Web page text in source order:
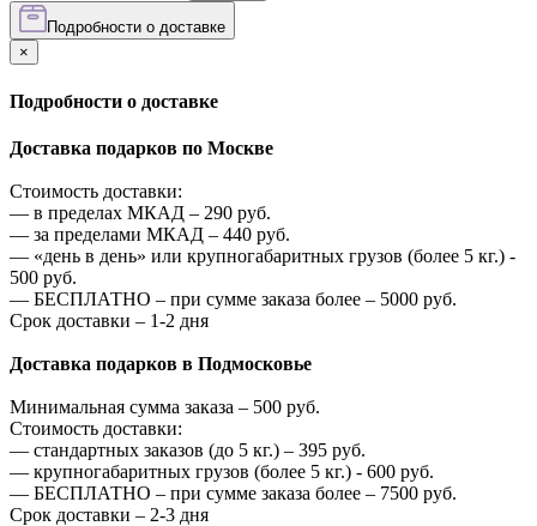
Подробности о доставке
×
Подробности о доставке
Доставка подарков по Москве
Стоимость доставки:
— в пределах МКАД – 290 руб.
— за пределами МКАД – 440 руб.
— «день в день» или крупногабаритных грузов (более 5 кг.) -
500 руб.
— БЕСПЛАТНО – при сумме заказа более – 5000 руб.
Срок доставки – 1-2 дня
Доставка подарков в Подмосковье
Минимальная сумма заказа – 500 руб.
Стоимость доставки:
— стандартных заказов (до 5 кг.) – 395 руб.
— крупногабаритных грузов (более 5 кг.) - 600 руб.
— БЕСПЛАТНО – при сумме заказа более – 7500 руб.
Срок доставки – 2-3 дня